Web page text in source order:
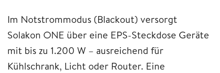
Im Notstrommodus (Blackout) versorgt
Solakon ONE über eine EPS-Steckdose Geräte
mit bis zu 1.200 W – ausreichend für
Kühlschrank, Licht oder Router. Eine